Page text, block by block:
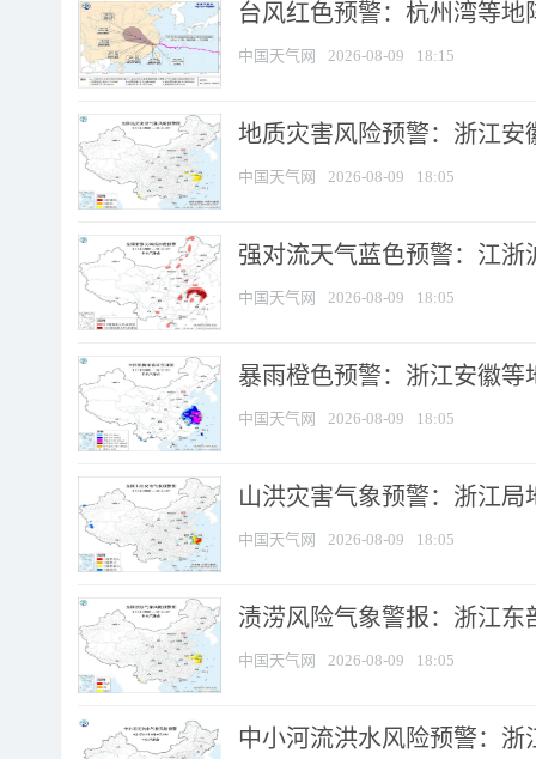
台风红色预警：杭州湾等地
中国天气网 2026-08-09 18:15
地质灾害风险预警：浙江安
中国天气网 2026-08-09 18:05
强对流天气蓝色预警：江浙
中国天气网 2026-08-09 18:05
暴雨橙色预警：浙江安徽等
中国天气网 2026-08-09 18:05
山洪灾害气象预警：浙江
中国天气网 2026-08-09 18:05
渍涝风险气象警报：浙江
中国天气网 2026-08-09 18:05
中小河流洪水风险预警：